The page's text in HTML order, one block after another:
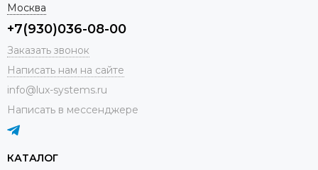
Москва
+7(930)036-08-00
Заказать звонок
Написать нам на сайте
info@lux-systems.ru
Написать в мессенджере
КАТАЛОГ